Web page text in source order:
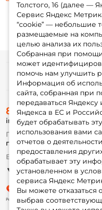
Толстого, 16 (далее —
Сервис Яндекс
“cookie” — небольшие
размещаемые на
целью анализа их
Собранная при
может
помочь нам улучшить
Информация об
сайта, собранная при
передаваться Яндексу
Яндекса в ЕС и
будет обрабатывать
использования вами
отчетов о
предоставления
обрабатывает эту
установленном в
сервиса Яндекс
Вы можете отказаться
выбрав
Заполняя данную форму
персональных данных
У меня
О
8 (495) 532-77-88
info@foxfishing.ru
По вопросам с заказом
г. Москва, ул. Плеханова
Ежедневно 10:00 до 20:00